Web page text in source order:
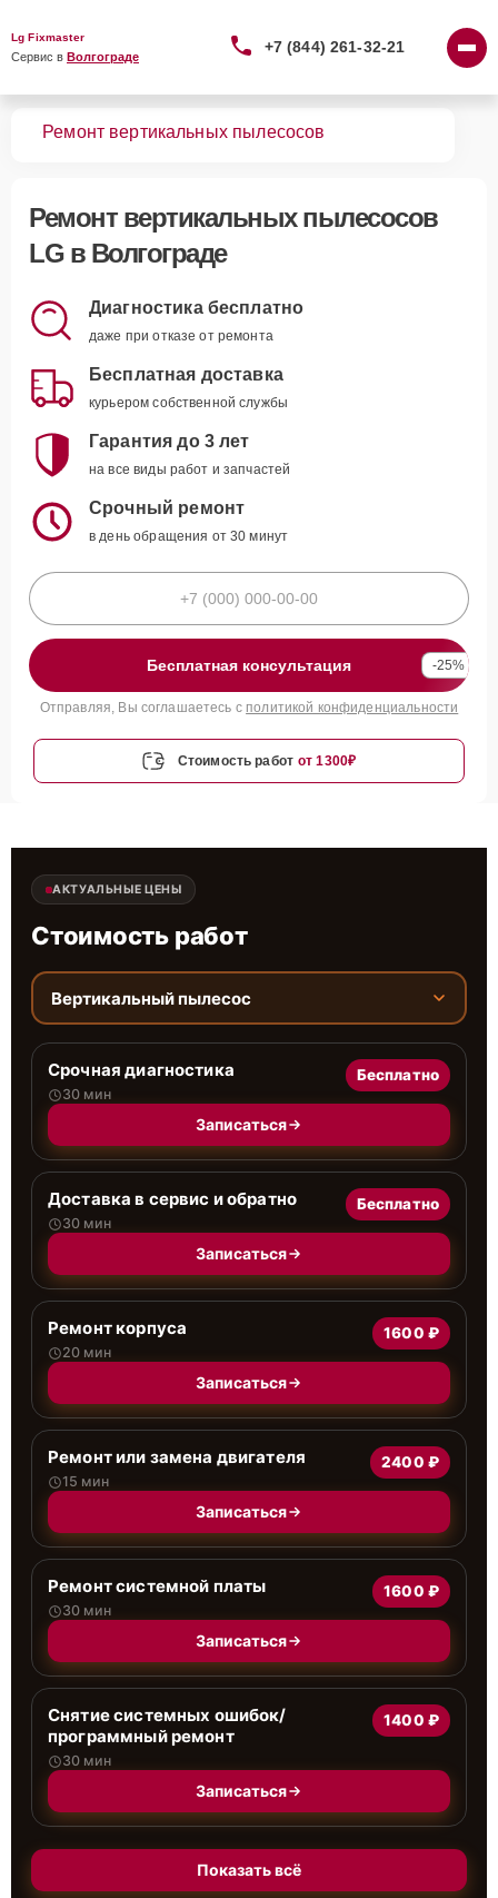
Lg Fixmaster
Сервис в Волгограде
+7 (844) 261-32-21
Ремонт вертикальных пылесосов
Ремонт вертикальных пылесосов
LGв Волгограде
Диагностика бесплатно
даже при отказе от ремонта
Бесплатная доставка
курьером собственной службы
Гарантия до 3 лет
на все виды работ и запчастей
Срочный ремонт
в день обращения от 30 минут
Бесплатная консультация -25%
Отправляя, Вы соглашаетесь с политикой конфиденциальности
Стоимость работ от 1300₽
АКТУАЛЬНЫЕ ЦЕНЫ
Стоимость работ
Вертикальный пылесос
Срочная диагностика
30 мин
Бесплатно
Записаться
Доставка в сервис и обратно
30 мин
Бесплатно
Записаться
Ремонт корпуса
20 мин
1600 ₽
Записаться
Ремонт или замена двигателя
15 мин
2400 ₽
Записаться
Ремонт системной платы
30 мин
1600 ₽
Записаться
Снятие системных ошибок/
программный ремонт
30 мин
1400 ₽
Записаться
Показать всё